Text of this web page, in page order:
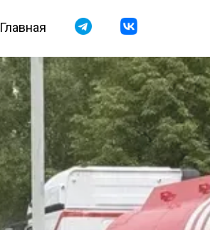
Главная